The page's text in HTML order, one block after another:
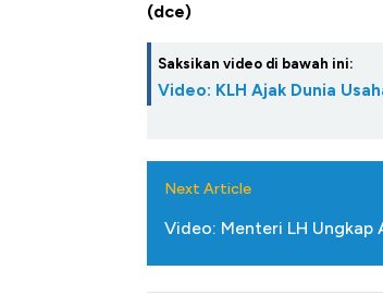
(dce)
Saksikan video di bawah ini:
Video: KLH Ajak Dunia
Next Article
Video: Menteri LH Ungkap